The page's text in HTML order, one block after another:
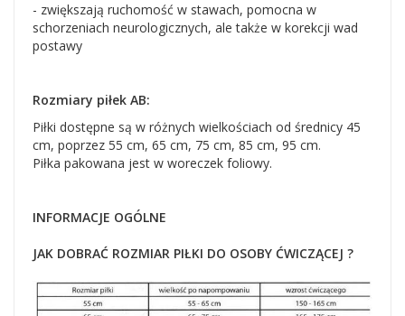
- zwiększają ruchomość w stawach, pomocna w
schorzeniach neurologicznych, ale także w korekcji wad
postawy
Rozmiary piłek AB:
Piłki dostępne są w różnych wielkościach od średnicy 45
cm, poprzez 55 cm, 65 cm, 75 cm, 85 cm, 95 cm.
Piłka pakowana jest w woreczek foliowy.
INFORMACJE OGÓLNE
JAK DOBRAĆ ROZMIAR PIŁKI DO OSOBY ĆWICZĄCEJ ?